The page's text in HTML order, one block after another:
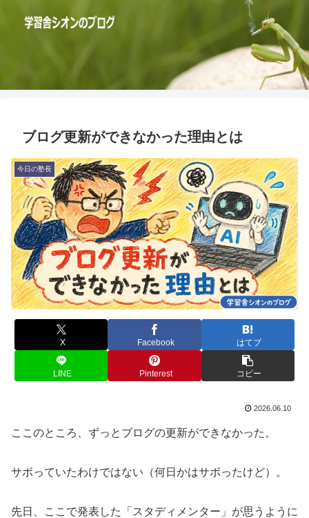
ブログ更新ができなかった理由とは
今日の塾長
X Facebook はてブ
LINE Pinterest コピー
2026.06.10
ここのところ、ずっとブログの更新ができなかった。
サボっていたわけではない（何日かはサボったけど）。
先日、ここで発表した「スタディメンター」が思うように